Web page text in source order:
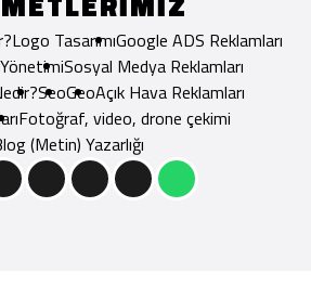
Logo TasarımıGoogle ADS Reklamları
Sosyal Medya Reklamları
SeoGeoAçık Hava Reklamları
Fotoğraf, video, drone çekimi
(Metin) Yazarlığı